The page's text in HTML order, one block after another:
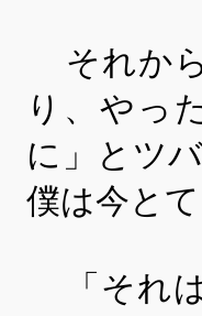
それか
り、やっ
に」とツ
僕は今と
「それ